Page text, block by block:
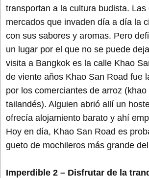
transportan a la cultura budista. Las
mercados que invaden día a día la
con sus sabores y aromas. Pero
un lugar por el que no se puede
visita a Bangkok es la calle Khao
de viente años Khao San Road fue
por los comerciantes de arroz
tailandés). Alguien abrió allí un
ofrecía alojamiento barato y ahí
Hoy en día, Khao San Road es
gueto de mochileros más grande
Imperdible 2 – Disfrutar de la